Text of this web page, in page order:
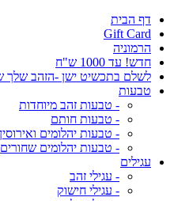
דף הבית
Gift Card
הרמוניה
חדש! עד 1000 ש"ח
לשלם בתכשיט ישן -הזהב שלך
טבעות
- טבעות זהב מיוחדות
- טבעות חותם
- טבעות יהלומים ואירוסין
- טבעות יהלומים שחורים
עגילים
- עגילי זהב
- עגילי חישוק